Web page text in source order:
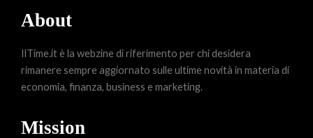
About
IlTime.it è la webzine di riferimento per chi desidera
rimanere sempre aggiornato sulle ultime novità in materia di
economia, finanza, business e marketing.
Mission